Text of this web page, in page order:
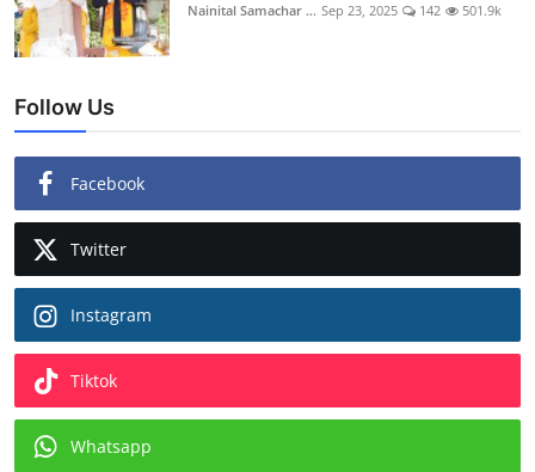
Nainital Samachar ... Sep 23, 2025 142 501.9k
Follow Us
Facebook
Twitter
Instagram
Tiktok
Whatsapp